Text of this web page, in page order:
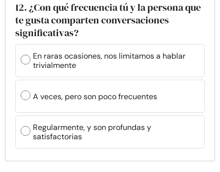
12. ¿Con qué frecuencia tú y la persona que
te gusta comparten conversaciones
significativas?
En raras ocasiones, nos limitamos a hablar
trivialmente
A veces, pero son poco frecuentes
Regularmente, y son profundas y
satisfactorias